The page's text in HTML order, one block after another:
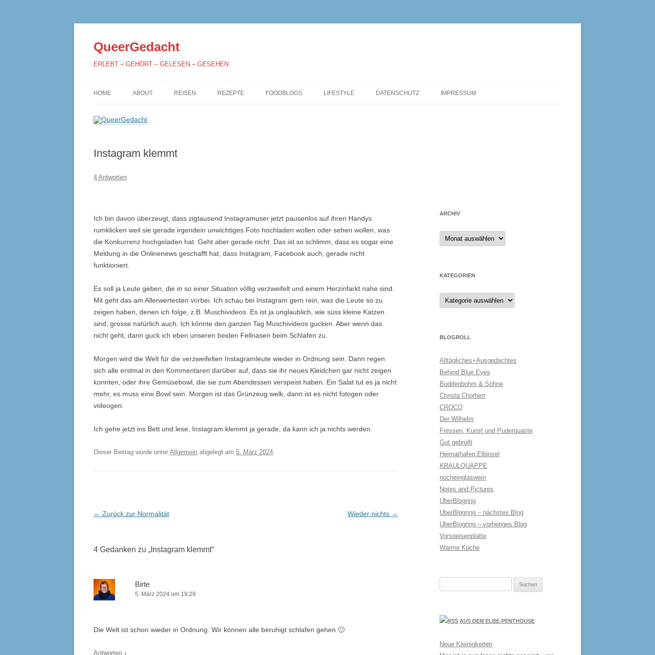
QueerGedacht
ERLEBT – GEHÖRT – GELESEN – GESEHEN
zum
HOME ABOUT REISEN REZEPTE FOODBLOGS LIFESTYLE DATENSCHUTZ IMPRESSUM
Instagram klemmt
4 Antworten
Ich bin davon überzeugt, dass zigtausend Instagramuser jetzt pausenlos auf ihren Handys
rumklicken weil sie gerade irgendein unwichtiges Foto hochladen wollen oder sehen wollen, was
die Konkurrenz hochgeladen hat. Geht aber gerade nicht. Das ist so schlimm, dass es sogar eine
Meldung in die Onlinenews geschafft hat, dass Instagram, Facebook auch, gerade nicht
funktioniert.
Es soll ja Leute geben, die in so einer Situation völlig verzweifelt und einem Herzinfarkt nahe sind.
Mit geht das am Allerwertesten vorbei. Ich schau bei Instagram gern rein, was die Leute so zu
zeigen haben, denen ich folge, z.B. Muschivideos. Es ist ja unglaublich, wie süss kleine Katzen
sind, grosse natürlich auch. Ich könnte den ganzen Tag Muschivideos gucken. Aber wenn das
nicht geht, dann guck ich eben unseren beiden Fellnasen beim Schlafen zu.
Morgen wird die Welt für die verzweifelten Instagramleute wieder in Ordnung sein. Dann regen
sich alle erstmal in den Kommentaren darüber auf, dass sie ihr neues Kleidchen gar nicht zeigen
konnten, oder ihre Gemüsebowl, die sie zum Abendessen verspeist haben. Ein Salat tut es ja nicht
mehr, es muss eine Bowl sein. Morgen ist das Grünzeug welk, dann ist es nicht fotogen oder
videogen.
Ich gehe jetzt ins Bett und lese, Instagram klemmt ja gerade, da kann ich ja nichts werden.
Dieser Beitrag wurde unter Allgemein abgelegt am 5. März 2024.
Beitrags-
← Zurück zur Normalität Wieder nichts →
4 Gedanken zu „ Instagram klemmt“
Birte
5. März 2024 um 19:26
Die Welt ist schon wieder in Ordnung. Wir können alle beruhigt schlafen gehen 🙂
Antworten ↓
ARCHIV
Archiv
KATEGORIEN
Kategorien
BLOGROLL
Alltägliches+Ausgedachtes
Behind Blue Eyes
Buddenbohm & Söhne
Christa Chorherr
CROCO
Der Wilhelm
Fressen, Kunst und Puderquaste
Gut gebrüllt
Heimathafen Elbinsel
KRAULQUAPPE
nocheinglaswein
Notes and Pictures
UberBlogring
UberBlogring – nächstes Blog
UberBlogring – vorheriges Blog
Vorspeisenplatte
Warme Küche
AUS DEM ELBE-PENTHOUSE
Neue Kleinigkeiten